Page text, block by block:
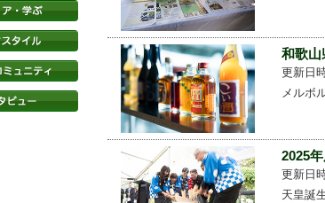
和歌山
更新日
メルボ
2025
更新日
天皇誕